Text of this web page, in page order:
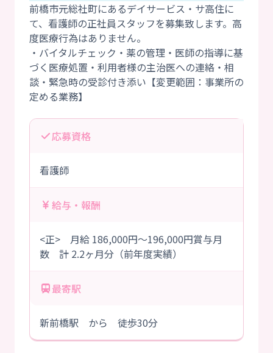
前橋市元総社町にあるデイサービス・サ高住に
て、看護師の正社員スタッフを募集致します。高
度医療行為はありません。
・バイタルチェック・薬の管理・医師の指導に基
づく医療処置・利用者様の主治医への連絡・相
談・緊急時の受診付き添い【変更範囲：事業所の
応募資格
看護師
給与・報酬
<正> 月給 186,000円～196,000円賞与月
数 計 2.2ヶ月分（前年度実績）
最寄駅
新前橋駅 から 徒歩30分